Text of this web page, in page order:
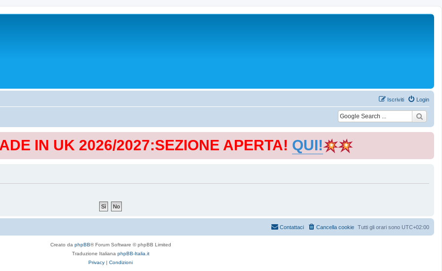
Login
Iscriviti
IN UK 2026/2027:SEZIONE APERTA! QUI!
Tutti gli orari sono UTC+02:00
Cancella cookie
Contattaci
Creato da phpBB® Forum Software © phpBB Limited
Traduzione Italiana phpBB-Italia.it
Privacy | Condizioni